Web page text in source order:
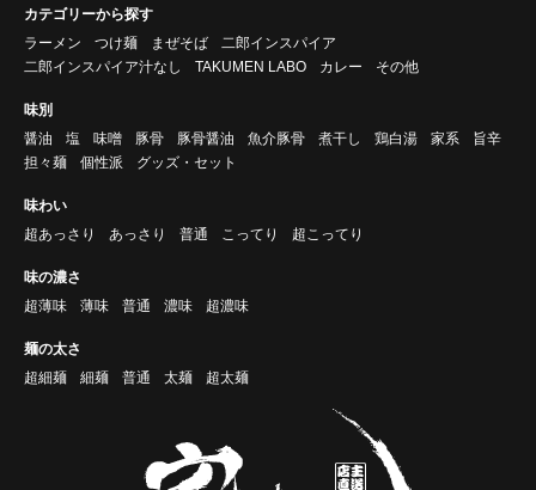
カテゴリーから探す
ラーメン
つけ麺 まぜそば
二郎インスパイア
二郎インスパイア汁なし
TAKUMEN LABO カレー その他
味別
醤油
塩 味噌 豚骨 豚骨醤油 魚介豚骨 煮干し 鶏白湯 家系
旨辛
担々麺
個性派 グッズ・セット
味わい
超あっさり
あっさり 普通 こってり 超こってり
味の濃さ
超薄味
薄味 普通 濃味 超濃味
麺の太さ
超細麺
細麺 普通 太麺 超太麺